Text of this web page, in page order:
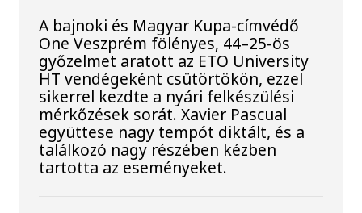
A bajnoki és Magyar Kupa-címvédő
One Veszprém fölényes, 44–25-ös
győzelmet aratott az ETO University
HT vendégeként csütörtökön, ezzel
sikerrel kezdte a nyári felkészülési
mérkőzések sorát. Xavier Pascual
együttese nagy tempót diktált, és a
találkozó nagy részében kézben
tartotta az eseményeket.